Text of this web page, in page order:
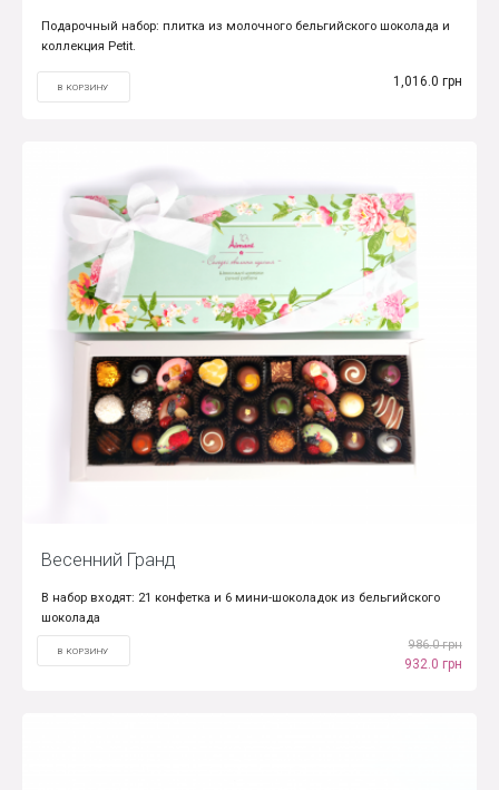
Подарочный набор: плитка из молочного бельгийского шоколада и
коллекция Petit.
В КОРЗИНУ 1,016.0 грн
Весенний Гранд
В набор входят: 21 конфетка и 6 мини-шоколадок из бельгийского
шоколада
В КОРЗИНУ 986.0 грн
932.0 грн